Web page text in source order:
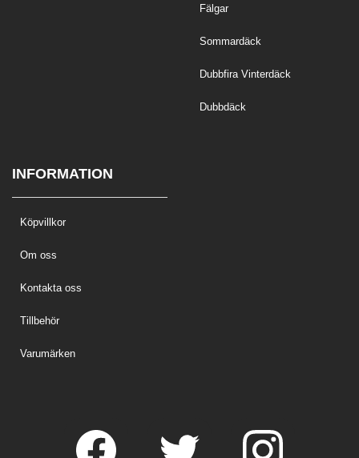
Fälgar
Sommardäck
Dubbfira Vinterdäck
Dubbdäck
INFORMATION
Köpvillkor
Om oss
Kontakta oss
Tillbehör
Varumärken